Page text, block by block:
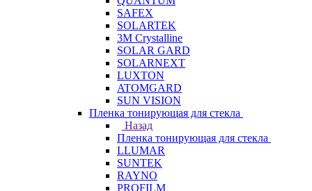
SAFEX
SOLARTEK
3M Crystalline
SOLAR GARD
SOLARNEXT
LUXTON
ATOMGARD
SUN VISION
Пленка тонирующая для стекла
Назад
Пленка тонирующая для стекла
LLUMAR
SUNTEK
RAYNO
PROFILM